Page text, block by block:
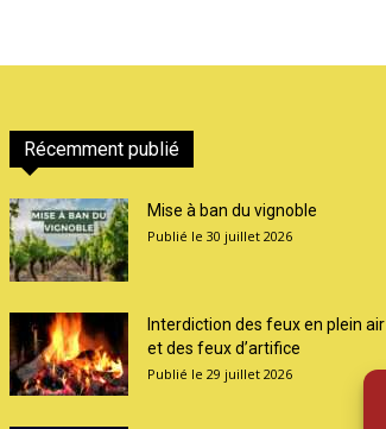
Récemment publié
Mise à ban du vignoble
30 juillet 2026
Interdiction des feux en plein air
et des feux d’artifice
29 juillet 2026